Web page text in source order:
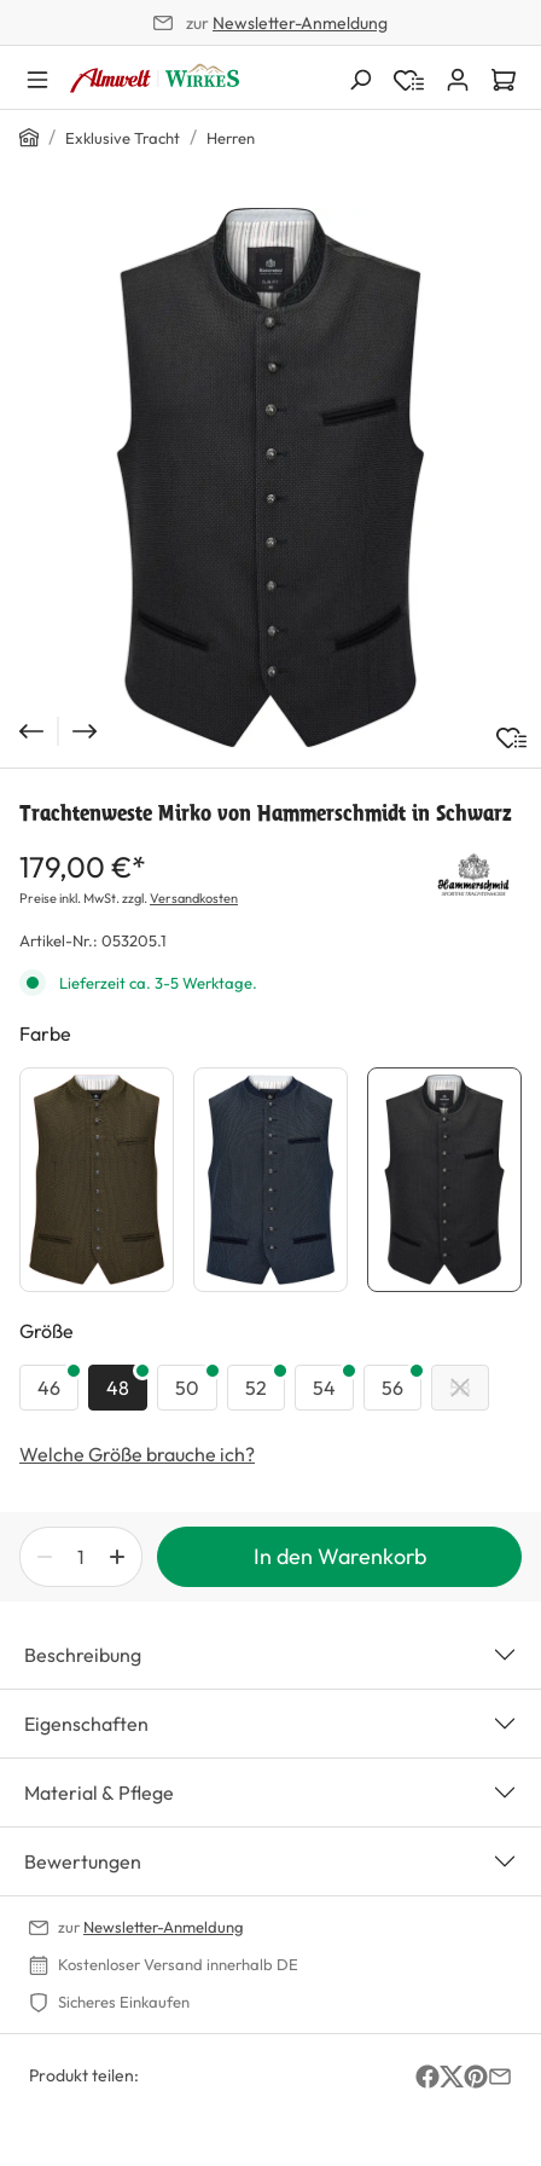
zur Newsletter-Anmeldung
Home
/ Exklusive Tracht / Herren
Trachtenweste Mirko von Hammerschmidt in Schwarz
179,00 €*
Preise inkl. MwSt. zzgl.Versandkosten
Artikel-Nr.: 053205.1
Lieferzeit ca. 3-5 Werktage.
Farbe
Größe
46 48 50 52 54 56 58
Welche Größe brauche ich?
In den Warenkorb
Beschreibung
Eigenschaften
Material & Pflege
Bewertungen
zur Newsletter-Anmeldung
Kostenloser Versand innerhalb DE
Sicheres Einkaufen
Produkt teilen: